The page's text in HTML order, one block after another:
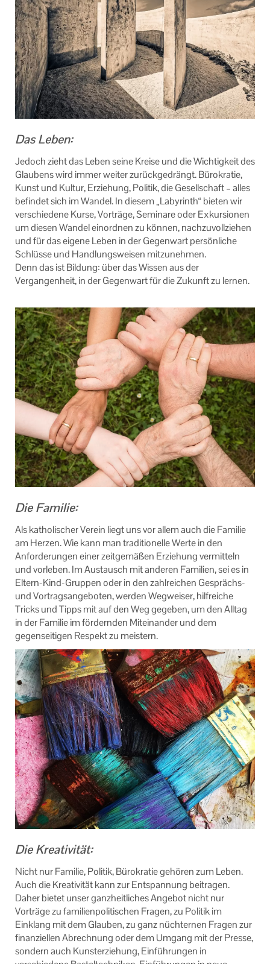
Das Leben:
Jedoch zieht das Leben seine Kreise und die Wichtigkeit des
Glaubens wird immer weiter zurückgedrängt. Bürokratie,
Kunst und Kultur, Erziehung, Politik, die Gesellschaft – alles
befindet sich im Wandel. In diesem „Labyrinth“ bieten wir
verschiedene Kurse, Vorträge, Seminare oder Exkursionen
um diesen Wandel einordnen zu können, nachzuvollziehen
und für das eigene Leben in der Gegenwart persönliche
Schlüsse und Handlungsweisen mitzunehmen.
Denn das ist Bildung: über das Wissen aus der
Vergangenheit, in der Gegenwart für die Zukunft zu lernen.
Die Familie:
Als katholischer Verein liegt uns vor allem auch die Familie
am Herzen. Wie kann man traditionelle Werte in den
Anforderungen einer zeitgemäßen Erziehung vermitteln
und vorleben. Im Austausch mit anderen Familien, sei es in
Eltern-Kind-Gruppen oder in den zahlreichen Gesprächs-
und Vortragsangeboten, werden Wegweiser, hilfreiche
Tricks und Tipps mit auf den Weg gegeben, um den Alltag
in der Familie im fördernden Miteinander und dem
gegenseitigen Respekt zu meistern.
Die Kreativität:
Nicht nur Familie, Politik, Bürokratie gehören zum Leben.
Auch die Kreativität kann zur Entspannung beitragen.
Daher bietet unser ganzheitliches Angebot nicht nur
Vorträge zu familienpolitischen Fragen, zu Politik im
Einklang mit dem Glauben, zu ganz nüchternen Fragen zur
finanziellen Abrechnung oder dem Umgang mit der Presse,
sondern auch Kunsterziehung, Einführungen in